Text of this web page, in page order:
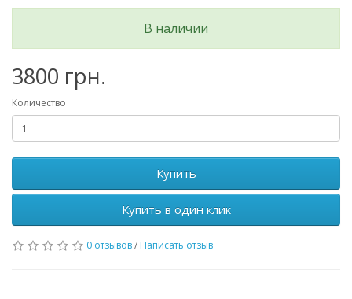
В наличии
3800 грн.
Количество
Купить
Купить в один клик
0 отзывов/ Написать отзыв